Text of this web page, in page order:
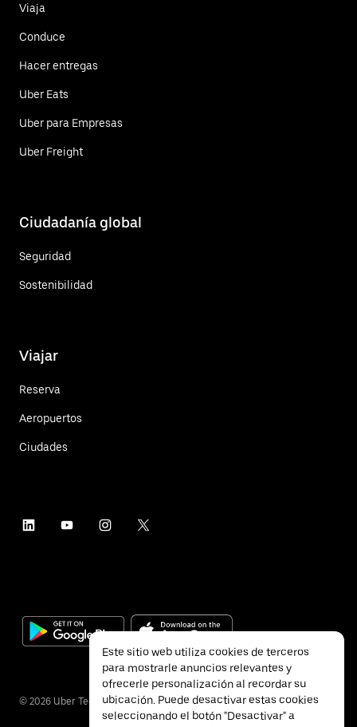
Viaja
Conduce
Hacer entregas
Uber Eats
Uber para Empresas
Uber Freight
Ciudadanía global
Seguridad
Sostenibilidad
Viajar
Reserva
Aeropuertos
Ciudades
© 2026 Uber Technologies Inc.
Este sitio web utiliza cookies de terceros
para mostrarle anuncios relevantes y
ofrecerle personalización al recordar su
ubicación. Puede desactivar estas cookies
seleccionando el botón "Desactivar" a